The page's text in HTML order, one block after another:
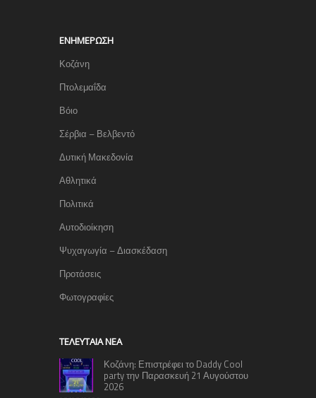
ΕΝΗΜΈΡΩΣΗ
Κοζάνη
Πτολεμαΐδα
Βόιο
Σέρβια – Βελβεντό
Δυτική Μακεδονία
Αθλητικά
Πολιτικά
Αυτοδιοίκηση
Ψυχαγωγία – Διασκέδαση
Προτάσεις
Φωτογραφίες
TΕΛΕΥΤΑΊΑ ΝΈΑ
Κοζάνη: Επιστρέφει το Daddy Cool
party την Παρασκευή 21 Αυγούστου
2026